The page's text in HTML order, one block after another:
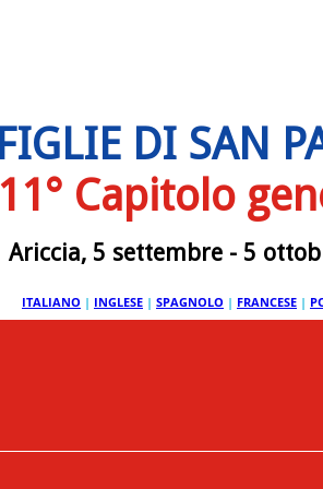
FIGLIE DI SAN
11° Capitolo
Ariccia, 5 settembre - 5
ITALIANO | INGLESE | SPAGNOLO | FRANCESE |